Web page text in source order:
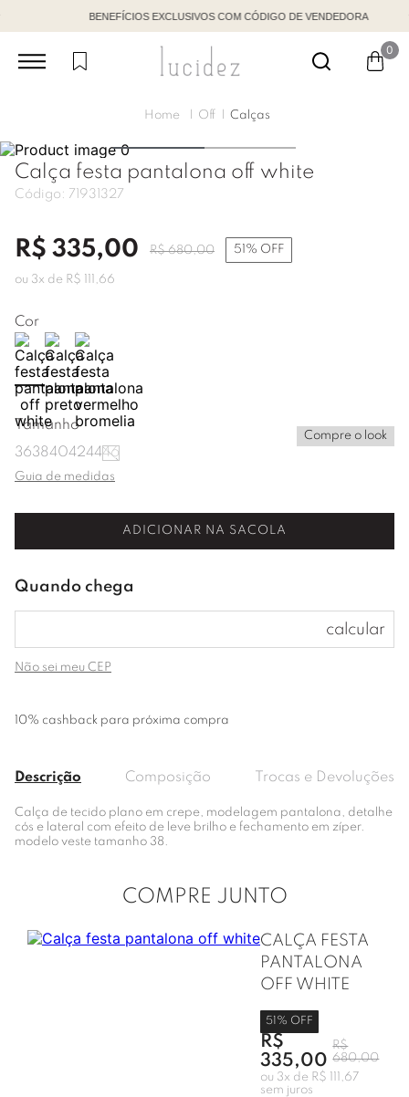
BENEFÍCIOS EXCLUSIVOS COM CÓDIGO DE VENDEDORA
0
Off Calças
Calça festa pantalona off white
Código: 71931327
R$ 335,00 R$ 680,00 51% OFF
ou 3x de R$ ,66
Cor
Tamanho
363840424446
Compre o look
Guia de medidas
ADICIONAR NA SACOLA
Não sei meu CEP
10% cashback para próxima compra
Descrição Composição Trocas e Devoluções
Calça de tecido plano em crepe, modelagem pantalona, detalhe
cós e lateral com efeito de leve brilho e fechamento em zíper.
modelo veste tamanho 38.
COMPRE JUNTO
CALÇA FESTA
PANTALONA
OFF WHITE
51 % OFF
R$
335,00
R$
680,00
ou 3x de R$ 111,67
sem juros